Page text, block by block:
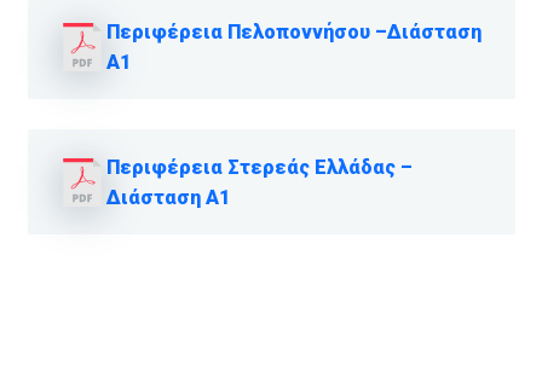
Περιφέρεια Πελοποννήσου –Διάσταση
Α1
Περιφέρεια Στερεάς Ελλάδας –
Διάσταση Α1